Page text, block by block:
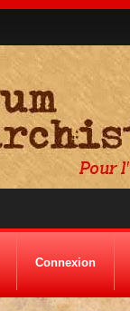
Connexion